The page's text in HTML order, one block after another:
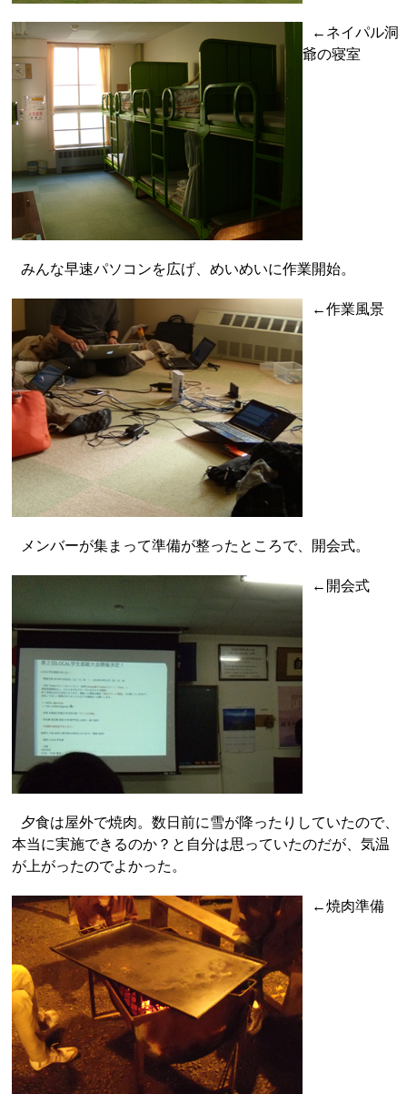
←ネイパル洞
爺の寝室
みんな早速パソコンを広げ、めいめいに作業開始。
←作業風景
メンバーが集まって準備が整ったところで、開会式。
←開会式
夕食は屋外で焼肉。数日前に雪が降ったりしていたので、
本当に実施できるのか？と自分は思っていたのだが、気温
が上がったのでよかった。
←焼肉準備